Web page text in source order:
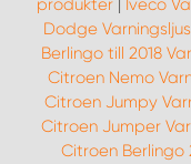
produkter| Iveco
Dodge
Berlingo till 2018
Citroen Nemo
Citroen Jumpy
Citroen Jumper
Citroen Berlingo